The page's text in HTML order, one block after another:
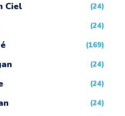
Ciel (24)
(24)
(169)
(24)
(24)
(24)